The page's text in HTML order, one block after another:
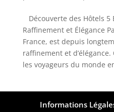
Découverte des Hôtels 5
Raffinement et Élégance
France, est depuis
raffinement et
les voyageurs du monde
Informations